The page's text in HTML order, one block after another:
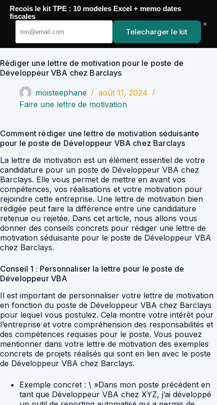
Passer
contenu
YoupiJobs
Rédiger une lettre de motivation pour le poste de
Développeur VBA chez Barclays
moisteephane
août 11, 2024
Faire une lettre de motivation
Comment rédiger une lettre de motivation séduisante
pour le poste de Développeur VBA chez Barclays
La lettre de motivation est un élément essentiel de votre
candidature pour un poste de Développeur VBA chez
Barclays. Elle vous permet de mettre en avant vos
compétences, vos réalisations et votre motivation pour
rejoindre cette entreprise. Une lettre de motivation bien
rédigée peut faire la différence entre une candidature
retenue ou rejetée. Dans cet article, nous allons vous
donner des conseils concrets pour rédiger une lettre de
motivation séduisante pour le poste de Développeur VBA
chez Barclays.
Conseil 1 : Personnaliser la lettre pour le poste de
Développeur VBA
Il est important de personnaliser votre lettre de motivation
en fonction du poste de Développeur VBA chez Barclays
pour lequel vous postulez. Cela montre votre intérêt pour
l’entreprise et votre compréhension des responsabilités et
des compétences requises pour le poste. Vous pouvez
mentionner dans votre lettre de motivation des exemples
concrets de projets réalisés qui sont en lien avec le poste
de Développeur VBA chez Barclays.
Exemple concret : \ »Dans mon poste précédent en
tant que Développeur VBA chez XYZ, j’ai développé
Recois le kit TPE : 10 modeles Excel + memo dates
fiscales
Telecharger le kit
×